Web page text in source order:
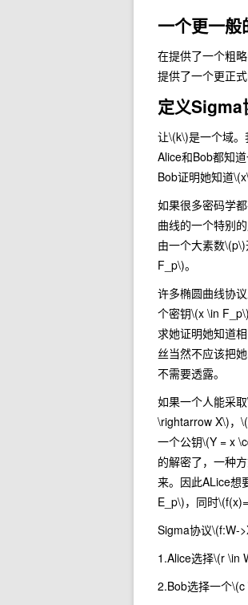
一个更一般
在提供了一个粗
提供了一个更正式
定义Sigma
让\(k\)是一个域
Alice和Bob都知
Bob证明她知道
如果很多密码学
曲线的一个特别
由一个大素数\(p\)
F_p\)。
许多椭圆曲线协
个密钥\(x \in F_p\)
求她证明她知道
丝当然不应该把
不需要透露。
如果一个人能采取
\rightarrow X\)，
一个公钥\(Y = x
的解密了，一种
来。因此ALice想
E_p\)，同时
Sigma协议\(f:W-
1.Alice选择\(r \in
2.Bob选择一个\(c